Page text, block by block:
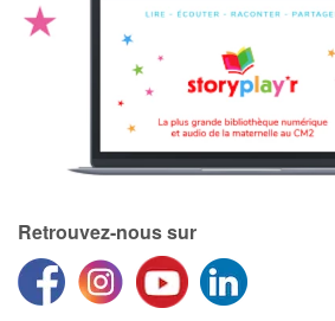
En famille
Quotidien et loisirs
Amour et amitié
Sujets de société
Retrouvez-nous sur